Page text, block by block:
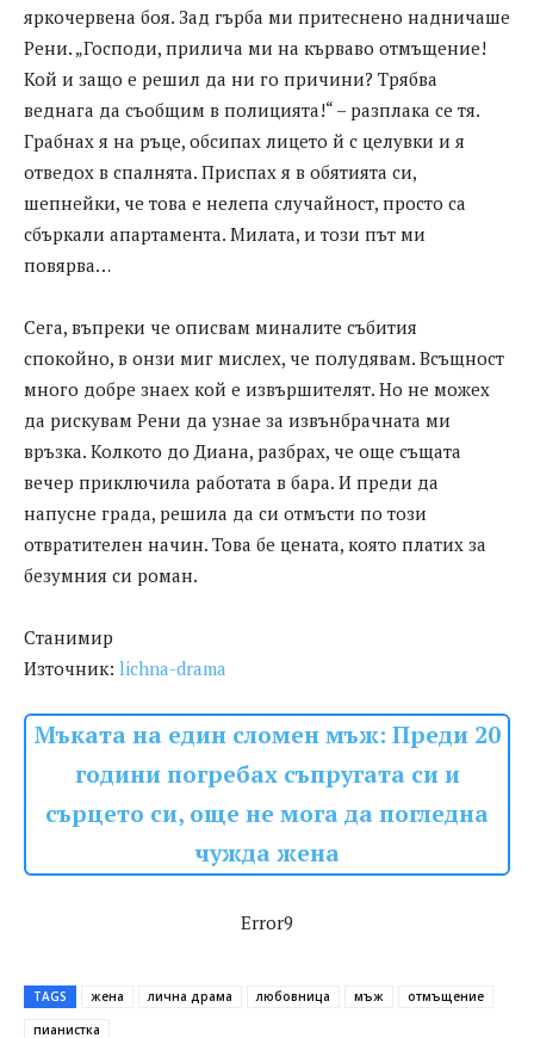
яркочервена боя. Зад гърба ми притеснено надничаше
Рени. „Господи, прилича ми на кърваво отмъщение!
Кой и защо е решил да ни го причини? Трябва
веднага да съобщим в полицията!“ – разплака се тя.
Грабнах я на ръце, обсипах лицето й с целувки и я
отведох в спалнята. Приспах я в обятията си,
шепнейки, че това е нелепа случайност, просто са
сбъркали апартамента. Милата, и този път ми
повярва…
Сега, въпреки че описвам миналите събития
спокойно, в онзи миг мислех, че полудявам. Всъщност
много добре знаех кой е извършителят. Но не можех
да рискувам Рени да узнае за извънбрачната ми
връзка. Колкото до Диана, разбрах, че още същата
вечер приключила работата в бара. И преди да
напусне града, решила да си отмъсти по този
отвратителен начин. Това бе цената, която платих за
безумния си роман.
Станимир
Източник: lichna-drama
Мъката на един сломен мъж: Преди 20
години погребах съпругата си и
сърцето си, още не мога да погледна
чужда жена
Error9
TAGS жена лична драма любовница мъж
отмъщение
пианистка